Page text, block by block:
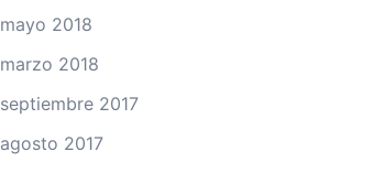
mayo 2018
marzo 2018
septiembre 2017
agosto 2017